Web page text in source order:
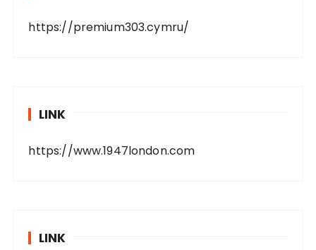
https://premium303.cymru/
LINK
https://www.1947london.com
LINK